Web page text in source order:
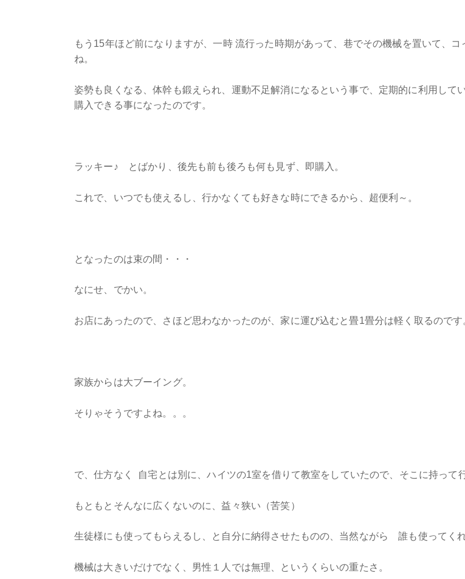
もう15年ほど前になりますが、一時 流行った時期があって、巷でその機械を置いて、
ね。
姿勢も良くなる、体幹も鍛えられ、運動不足解消になるという事で、定期的に利用し
購入できる事になったのです。
ラッキー♪ とばかり、後先も前も後ろも何も見ず、即購入。
これで、いつでも使えるし、行かなくても好きな時にできるから、超便利～。
となったのは束の間・・・
なにせ、でかい。
お店にあったので、さほど思わなかったのが、家に運び込むと畳1畳分は軽く取るのです
家族からは大ブーイング。
そりゃそうですよね。。。
で、仕方なく 自宅とは別に、ハイツの1室を借りて教室をしていたので、そこに持って
もともとそんなに広くないのに、益々狭い（苦笑）
生徒様にも使ってもらえるし、と自分に納得させたものの、当然ながら 誰も使ってくれ
機械は大きいだけでなく、男性１人では無理、というくらいの重たさ。